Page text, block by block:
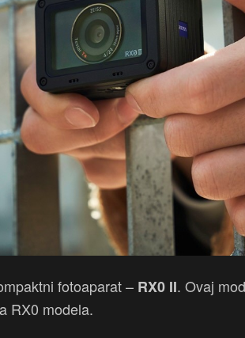
fotoaparat – RX0 II. Ovaj
RX0 modela.